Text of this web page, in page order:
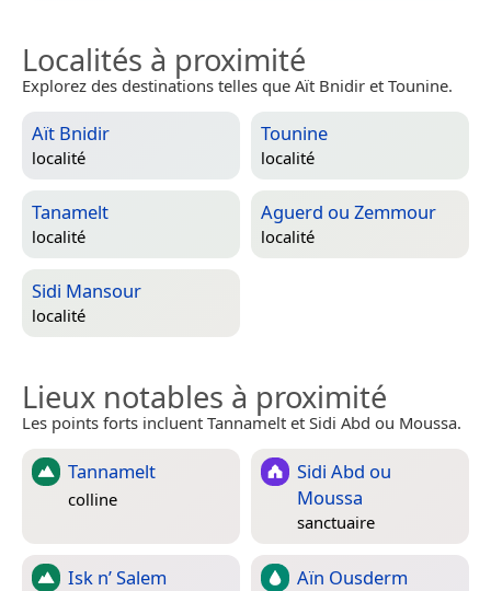
Localités à proximité
Explorez des destinations telles que Aït Bnidir et Tounine.
Aït Bnidir
localité
Tounine
localité
Tanamelt
localité
Aguerd ou Zemmour
localité
Sidi Mansour
localité
Lieux notables à proximité
Les points forts incluent Tannamelt et Sidi Abd ou Moussa.
Tannamelt
colline
Sidi Abd ou
Moussa
sanctuaire
Isk n’ Salem Aïn Ousderm